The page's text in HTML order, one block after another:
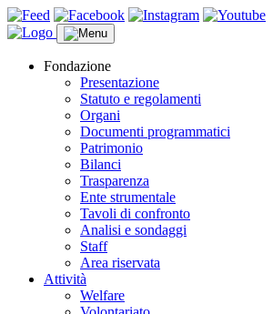
Fondazione
Presentazione
Statuto e regolamenti
Organi
Documenti programmatici
Patrimonio
Bilanci
Trasparenza
Ente strumentale
Tavoli di confronto
Analisi e sondaggi
Staff
Area riservata
Attività
Welfare